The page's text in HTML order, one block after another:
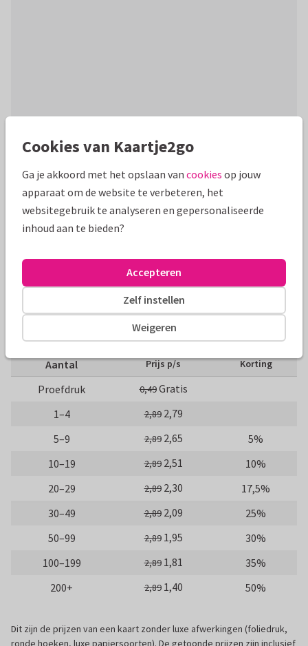
Productinformatie
Een hippe zakelijke bedankkaart met foto's en roze en rode
waterverf. Leuk met foto's van de gewaardeerde collega!
Alle kaarten zijn helemaal naar wens aan te passen
Formaten en tarieven
14 x 14 cm
Aantal Prijs p/s Korting
Proefdruk 0,49Gratis
1–4
2,89 2,79
5–9
2,89 2,65
5%
10–19
2,89 2,51
10%
20–29
2,89 2,30
17,5%
30–49
2,89 2,09
25%
50–99
2,89 1,95
30%
100–199
2,89 1,81
35%
200+
2,89 1,40 50%
Dit zijn de prijzen van een kaart zonder luxe afwerkingen (foliedruk,
ronde hoeken, luxe papiersoorten). De getoonde prijzen zijn inclusief
Cookies van Kaartje2go
Ga je akkoord met het opslaan van cookies op jouw
apparaat om de website te verbeteren, het
websitegebruik te analyseren en gepersonaliseerde
inhoud aan te bieden?
Weigeren
Zelf instellen
Accepteren